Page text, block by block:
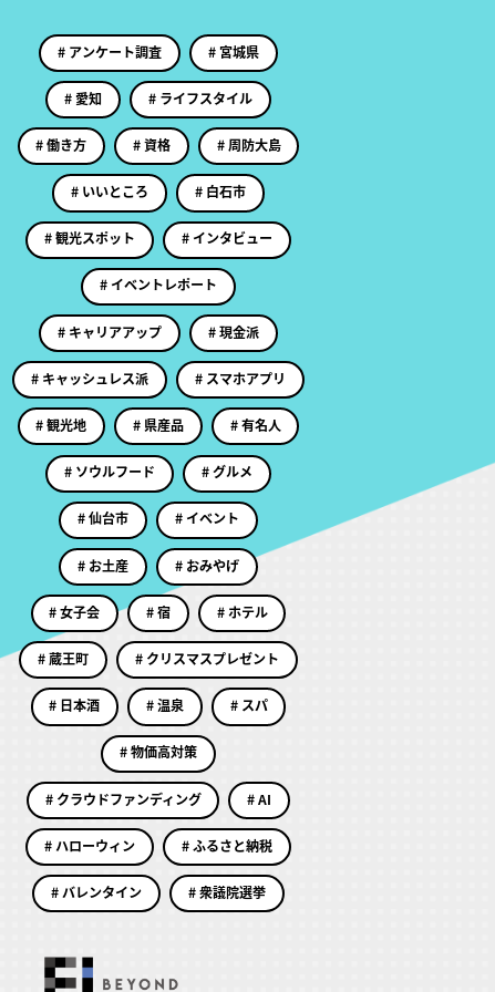
# アンケート調査 # 宮城県
# 愛知 # ライフスタイル
# 働き方 # 資格 # 周防大島
# いいところ # 白石市
# 観光スポット # インタビュー
# イベントレポート
# キャリアアップ # 現金派
# キャッシュレス派 # スマホアプリ
# 観光地 # 県産品 # 有名人
# ソウルフード # グルメ
# 仙台市 # イベント
# お土産 # おみやげ
# 女子会 # 宿 # ホテル
# 蔵王町 # クリスマスプレゼント
# 日本酒 # 温泉 # スパ
# 物価高対策
# クラウドファンディング # AI
# ハローウィン # ふるさと納税
# バレンタイン # 衆議院選挙